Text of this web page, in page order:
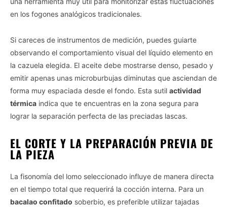
en los fogones analógicos tradicionales.
Si careces de instrumentos de medición, puedes guiarte
observando el comportamiento visual del líquido elemento en
la cazuela elegida. El aceite debe mostrarse denso, pesado y
emitir apenas unas microburbujas diminutas que asciendan de
forma muy espaciada desde el fondo. Esta sutil actividad
térmica indica que te encuentras en la zona segura para
lograr la separación perfecta de las preciadas lascas.
EL CORTE Y LA PREPARACIÓN PREVIA DE
LA PIEZA
La fisonomía del lomo seleccionado influye de manera directa
en el tiempo total que requerirá la cocción interna. Para un
bacalao confitado soberbio, es preferible utilizar tajadas